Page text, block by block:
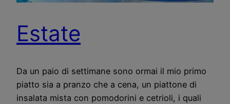
Estate
Da un paio di settimane sono ormai il mio primo
piatto sia a pranzo che a cena, un piattone di
insalata mista con pomodorini e cetrioli, i quali